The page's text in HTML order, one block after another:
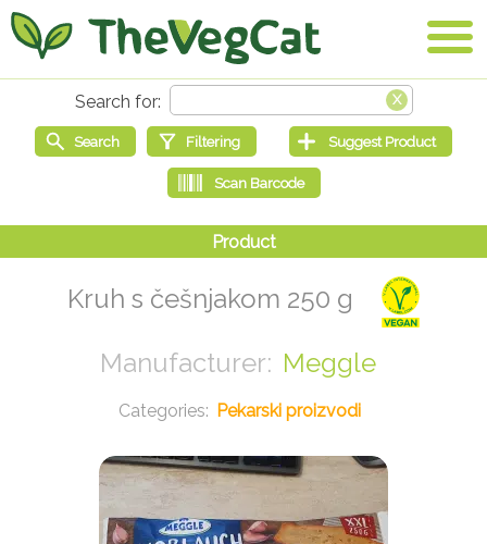
Kruh s češnjakom 250 g
Meggle
Pekarski proizvodi